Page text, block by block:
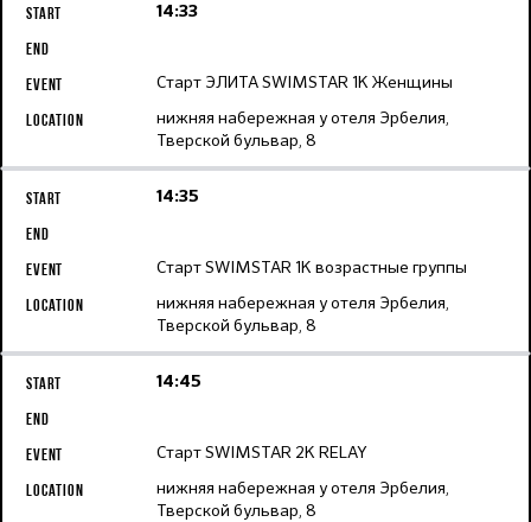
14:33
Старт ЭЛИТА SWIMSTAR 1K Женщины
нижняя набережная у отеля Эрбелия,
Тверской бульвар, 8
14:35
Старт SWIMSTAR 1K возрастные группы
нижняя набережная у отеля Эрбелия,
Тверской бульвар, 8
14:45
Старт SWIMSTAR 2K RELAY
нижняя набережная у отеля Эрбелия,
Тверской бульвар, 8